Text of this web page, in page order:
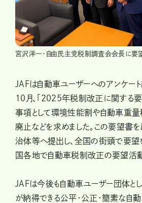
宮沢洋一・自由民主党税制調査会会長に要
JAFは自動車ユーザーへのアンケー
10月、「2025年税制改正に関する要
事項として環境性能割や自動車重量
廃止などを求めました。この要望書
治体等へ提出し、全国の街頭で要望
国各地で自動車税制改正の要望活動
JAFは今後も自動車ユーザー団体と
が納得できる公平・公正・簡素な自